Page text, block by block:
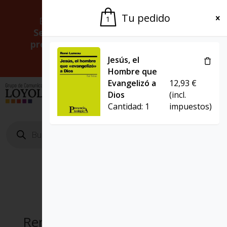
Estamos cerrados por vacaciones.
Serviremos tus pedidos a partir del
próximo 24 de agosto.
paciencia.
El Grupo Agenda
productos
Rene Luneau
1 Tu pedido
Jesús, el
Hombre que
Evangelizó a
Dios
Cantidad: 1
12,93 €
(incl.
impuestos)